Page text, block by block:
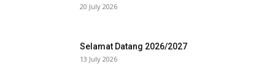
20 July 2026
Selamat Datang 2026/2027
13 July 2026